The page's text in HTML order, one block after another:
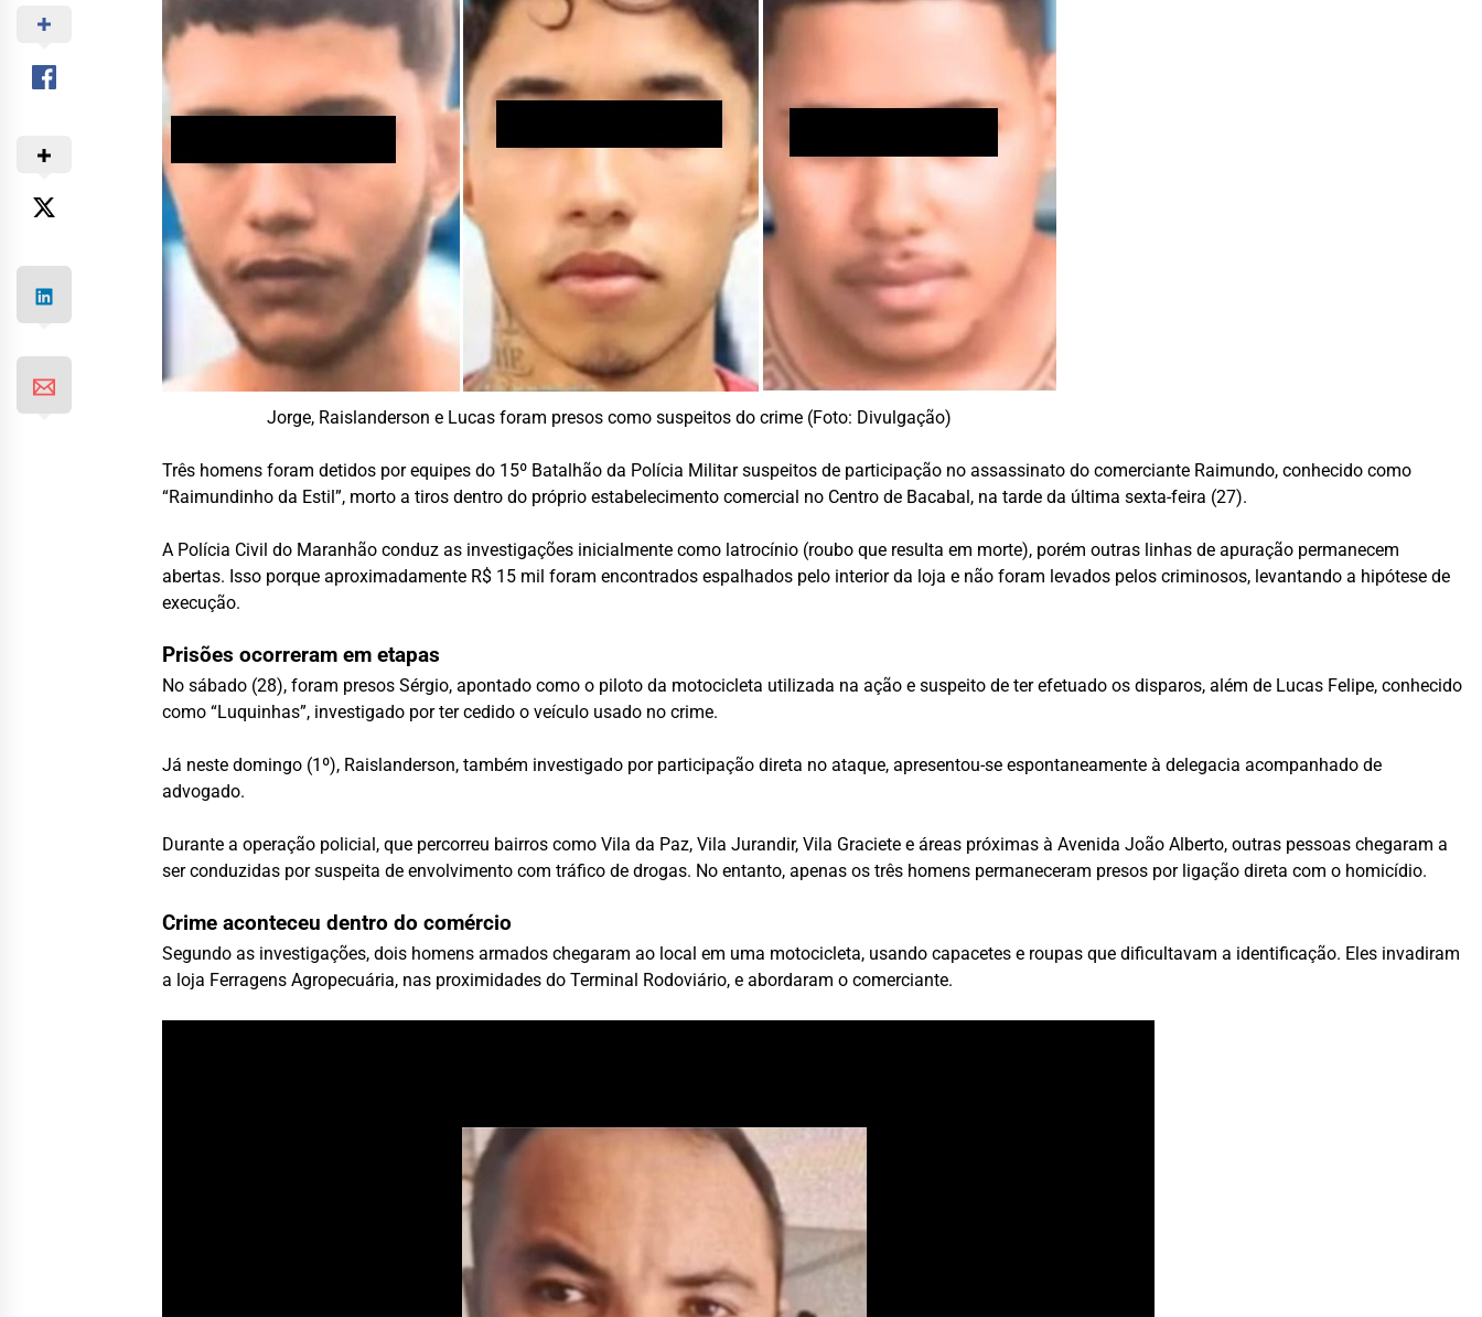
Jorge, Raislanderson e Lucas foram presos como suspeitos do crime (Foto: Divulgação)
Três homens foram detidos por equipes do 15º Batalhão da Polícia Militar suspeitos de participação no assassinato do comerciante Raimundo, conhecido como
“Raimundinho da Estil”, morto a tiros dentro do próprio estabelecimento comercial no Centro de Bacabal, na tarde da última sexta-feira (27).
A Polícia Civil do Maranhão conduz as investigações inicialmente como latrocínio (roubo que resulta em morte), porém outras linhas de apuração permanecem
abertas. Isso porque aproximadamente R$ 15 mil foram encontrados espalhados pelo interior da loja e não foram levados pelos criminosos, levantando a hipótese de
execução.
Prisões ocorreram em etapas
No sábado (28), foram presos Sérgio, apontado como o piloto da motocicleta utilizada na ação e suspeito de ter efetuado os disparos, além de Lucas Felipe, conhecido
como “Luquinhas”, investigado por ter cedido o veículo usado no crime.
Já neste domingo (1º), Raislanderson, também investigado por participação direta no ataque, apresentou-se espontaneamente à delegacia acompanhado de
advogado.
Durante a operação policial, que percorreu bairros como Vila da Paz, Vila Jurandir, Vila Graciete e áreas próximas à Avenida João Alberto, outras pessoas chegaram a
ser conduzidas por suspeita de envolvimento com tráfico de drogas. No entanto, apenas os três homens permaneceram presos por ligação direta com o homicídio.
Crime aconteceu dentro do comércio
Segundo as investigações, dois homens armados chegaram ao local em uma motocicleta, usando capacetes e roupas que dificultavam a identificação. Eles invadiram
a loja Ferragens Agropecuária, nas proximidades do Terminal Rodoviário, e abordaram o comerciante.